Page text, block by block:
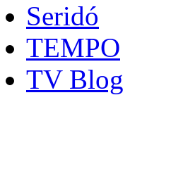
Seridó
TEMPO
TV Blog